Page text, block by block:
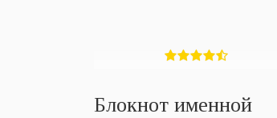
Блокнот именной